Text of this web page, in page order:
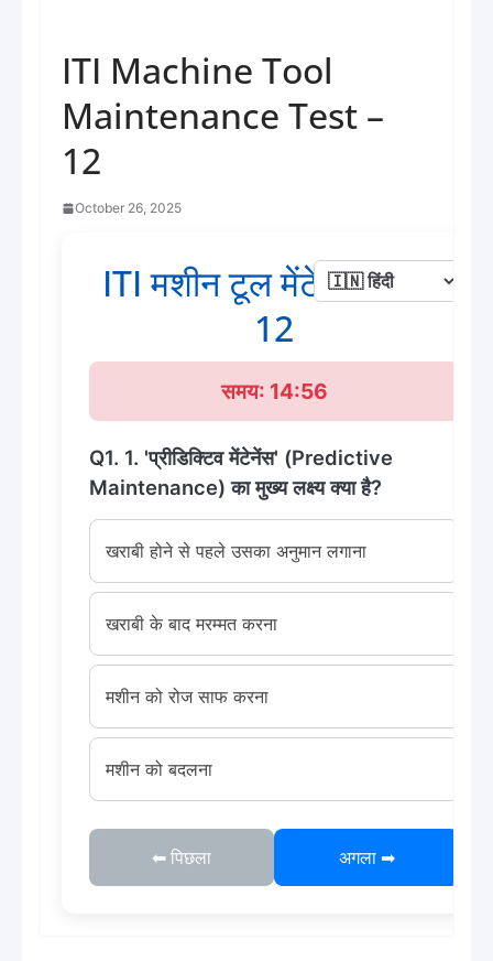
ITI Machine Tool
Maintenance Test –
12
October 26, 2025
ITI मशीन टूल मेंटेनेंस टेस्ट -
12
समय: 14:56
Q1. 1. 'प्रीडिक्टिव मेंटेनेंस' (Predictive
Maintenance) का मुख्य लक्ष्य क्या है?
खराबी होने से पहले उसका अनुमान लगाना
खराबी के बाद मरम्मत करना
मशीन को रोज साफ करना
मशीन को बदलना
⬅ पिछला अगला ➡